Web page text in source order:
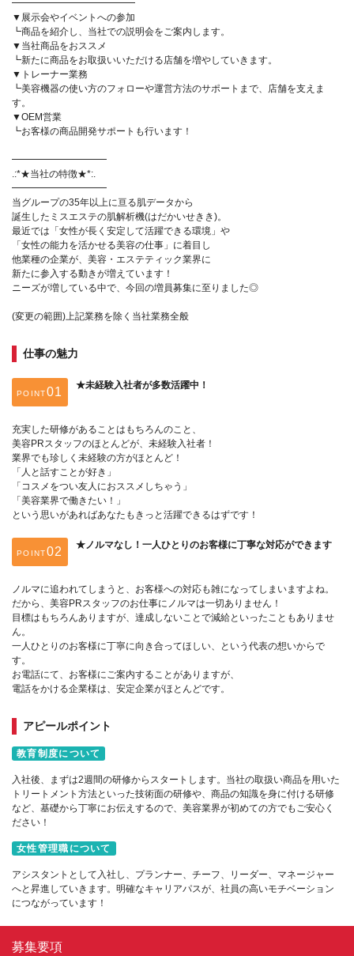
━━━━━━━━━━━━━
▼展示会やイベントへの参加
┗商品を紹介し、当社での説明会をご案内します。
▼当社商品をおススメ
┗新たに商品をお取扱いいただける店舗を増やしていきます。
▼トレーナー業務
┗美容機器の使い方のフォローや運営方法のサポートまで、店舗を支えま
す。
▼OEM営業
┗お客様の商品開発サポートも行います！
━━━━━━━━━━
.:*★当社の特徴★*:.
━━━━━━━━━━
当グループの35年以上に亘る肌データから
誕生したミスエステの肌解析機(はだかいせきき)。
最近では「女性が長く安定して活躍できる環境」や
「女性の能力を活かせる美容の仕事」に着目し
他業種の企業が、美容・エステティック業界に
新たに参入する動きが増えています！
ニーズが増している中で、今回の増員募集に至りました◎
(変更の範囲)上記業務を除く当社業務全般
仕事の魅力
POINT
★未経験入社者が多数活躍中！
充実した研修があることはもちろんのこと、
美容PRスタッフのほとんどが、未経験入社者！
業界でも珍しく未経験の方がほとんど！
「人と話すことが好き」
「コスメをつい友人におススメしちゃう」
「美容業界で働きたい！」
という思いがあればあなたもきっと活躍できるはずです！
POINT
★ノルマなし！一人ひとりのお客様に丁寧な対応ができます
ノルマに追われてしまうと、お客様への対応も雑になってしまいますよね。
だから、美容PRスタッフのお仕事にノルマは一切ありません！
目標はもちろんありますが、達成しないことで減給といったこともありませ
ん。
一人ひとりのお客様に丁寧に向き合ってほしい、という代表の想いからで
す。
お電話にて、お客様にご案内することがありますが、
電話をかける企業様は、安定企業がほとんどです。
アピールポイント
教育制度について
入社後、まずは2週間の研修からスタートします。当社の取扱い商品を用いた
トリートメント方法といった技術面の研修や、商品の知識を身に付ける研修
など、基礎から丁寧にお伝えするので、美容業界が初めての方でもご安心く
ださい！
女性管理職について
アシスタントとして入社し、プランナー、チーフ、リーダー、マネージャー
へと昇進していきます。明確なキャリアパスが、社員の高いモチベーション
につながっています！
募集要項